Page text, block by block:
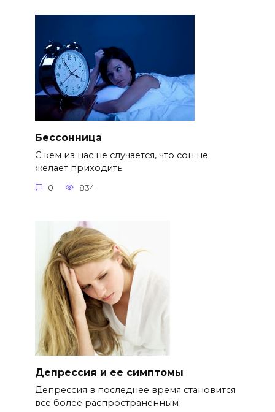
Бессонница
С кем из нас не случается, что сон не
желает приходить
0 834
Депрессия и ее симптомы
Депрессия в последнее время становится
все более распространенным